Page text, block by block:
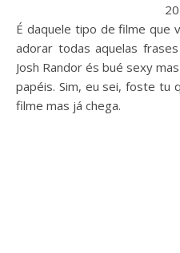
É daquele tipo de filme que
adorar todas aquelas
Josh Randor és bué sexy
papéis. Sim, eu sei, foste tu
filme mas já chega.